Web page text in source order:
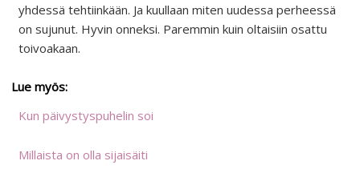
yhdessä tehtiinkään. Ja kuullaan miten uudessa perheessä
on sujunut. Hyvin onneksi. Paremmin kuin oltaisiin osattu
toivoakaan.
Lue myös:
Kun päivystyspuhelin soi
Millaista on olla sijaisäiti